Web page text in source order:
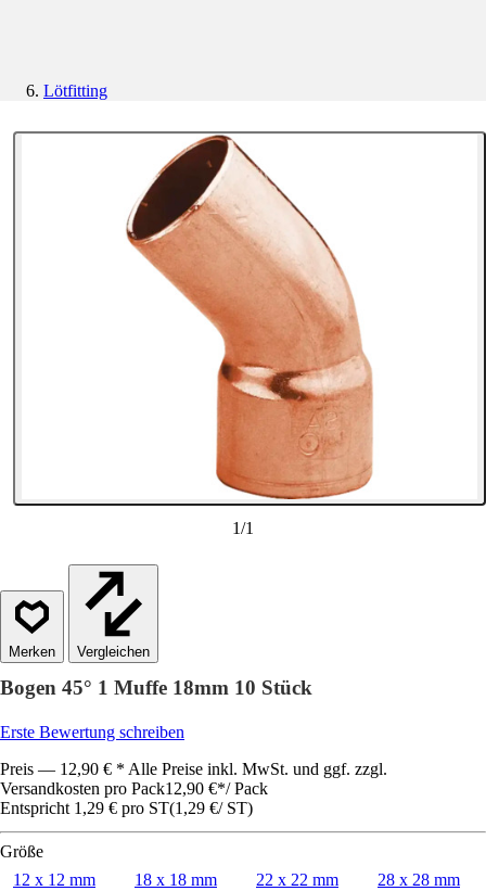
Lötfitting
1/1
Vergleichen
Bogen 45° 1 Muffe 18mm 10 Stück
Erste Bewertung schreiben
Preis — 12,90 € * Alle Preise inkl. MwSt. und ggf. zzgl.
Versandkosten pro Pack12,90 €*/ Pack
Entspricht 1,29 € pro ST(1,29 €/ ST)
Größe
12 x 12 mm
18 x 18 mm 22 x 22 mm
28 x 28 mm